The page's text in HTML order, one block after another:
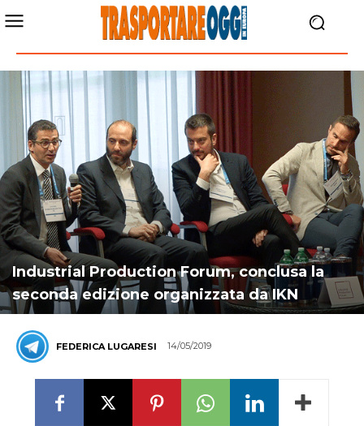
Industrial Production Forum, conclusa la
seconda edizione organizzata da IKN
FEDERICA LUGARESI 14/05/2019